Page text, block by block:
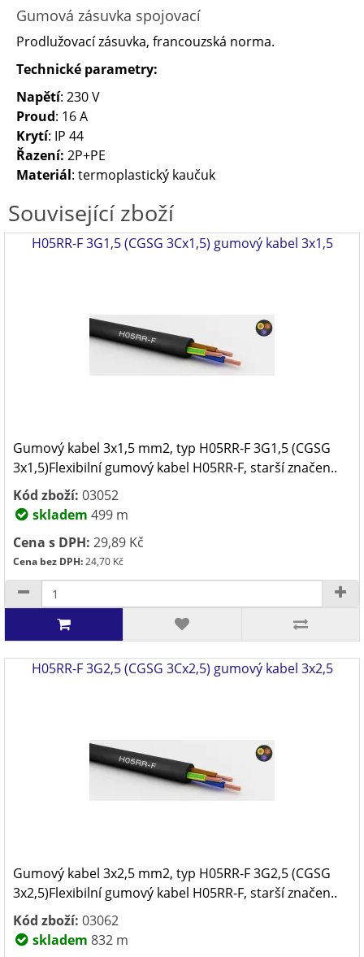
Gumová zásuvka spojovací
Prodlužovací zásuvka, francouzská norma.
Technické parametry:
Napětí: 230 V
Proud: 16 A
Krytí: IP 44
Řazení: 2P+PE
Materiál: termoplastický kaučuk
Související zboží
H05RR-F 3G1,5 (CGSG 3Cx1,5) gumový kabel 3x1,5
Gumový kabel 3x1,5 mm2, typ H05RR-F 3G1,5 (CGSG
3x1,5)Flexibilní gumový kabel H05RR-F, starší značen..
Kód zboží: 03052
skladem 499 m
Cena s DPH: 29,89 Kč
Cena bez DPH:24,70 Kč
H05RR-F 3G2,5 (CGSG 3Cx2,5) gumový kabel 3x2,5
Gumový kabel 3x2,5 mm2, typ H05RR-F 3G2,5 (CGSG
3x2,5)Flexibilní gumový kabel H05RR-F, starší značen..
Kód zboží: 03062
skladem 832 m